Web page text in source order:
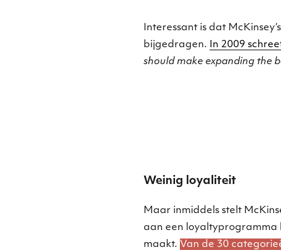
Interessant is dat
bijgedragen.
In 2009
should make expanding the
Weinig loyaliteit
Maar inmiddels stelt
aan een loyaltyprogramma
maakt. Van de 30